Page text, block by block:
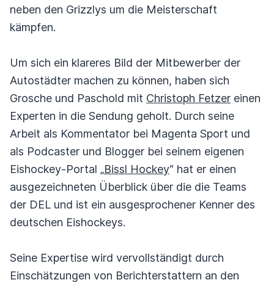
neben den Grizzlys um die Meisterschaft
kämpfen.
Um sich ein klareres Bild der Mitbewerber der
Autostädter machen zu können, haben sich
Grosche und Paschold mit Christoph Fetzer einen
Experten in die Sendung geholt. Durch seine
Arbeit als Kommentator bei Magenta Sport und
als Podcaster und Blogger bei seinem eigenen
Eishockey-Portal „Bissl Hockey“ hat er einen
ausgezeichneten Überblick über die die Teams
der DEL und ist ein ausgesprochener Kenner des
deutschen Eishockeys.
Seine Expertise wird vervollständigt durch
Einschätzungen von Berichterstattern an den